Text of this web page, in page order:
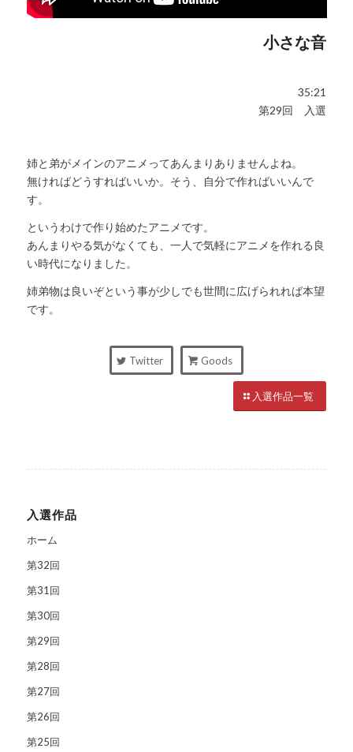
小さな音
35:21
第29回 入選
姉と弟がメインのアニメってあんまりありませんよね。
無ければどうすればいいか。そう、自分で作ればいいんで
す。
というわけで作り始めたアニメです。
あんまりやる気がなくても、一人で気軽にアニメを作れる良
い時代になりました。
姉弟物は良いぞという事が少しでも世間に広げられれば本望
です。
Twitter Goods
入選作品一覧
入選作品
ホーム
第32回
第31回
第30回
第29回
第28回
第27回
第26回
第25回